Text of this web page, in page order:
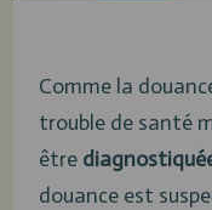
Comme la
trouble de santé
être
douance est